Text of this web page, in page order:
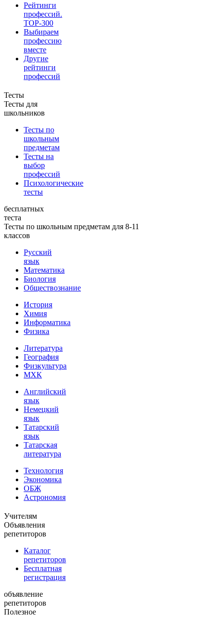
Рейтинги
профессий.
TOP-300
Выбираем
профессию
вместе
Другие
рейтинги
профессий
Тесты
Тесты для
школьников
Тесты по
школьным
предметам
Тесты на
выбор
профессий
Психологические
тесты
бесплатных
теста
Тесты по школьным предметам для 8-11
классов
Русский
язык
Математика
Биология
Обществознание
История
Химия
Информатика
Физика
Литература
География
Физкультура
МХК
Английский
язык
Немецкий
язык
Татарский
язык
Татарская
литература
Технология
Экономика
ОБЖ
Астрономия
Учителям
Объявления
репетиторов
Каталог
репетиторов
Бесплатная
регистрация
объявление
репетиторов
Полезное